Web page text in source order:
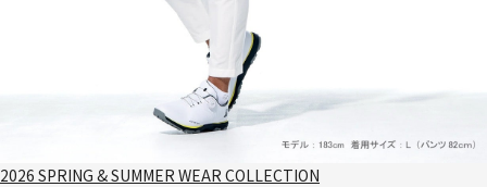
2026 SPRING & SUMMER WEAR COLLECTION